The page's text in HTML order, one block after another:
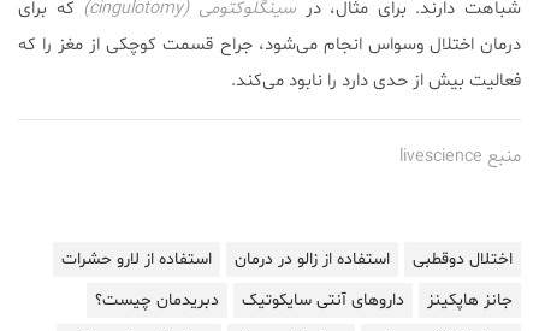
شباهت دارند. برای مثال، درسینگلوکتومی (cingulotomy)
که برای
درمان اختلال وسواس انجام می‌شود، جراح قسمت کوچکی از مغز را که
فعالیت بیش از حدی دارد را نابود می‌کند.
منبع livescience
اختلال دوقطبی استفاده از زالو در درمان
استفاده از لارو حشرات
جانز هاپکینز
داروهای آنتی سایکوتیک
دبریدمان چیست؟